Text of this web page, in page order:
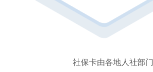
社保卡由各地人社部门